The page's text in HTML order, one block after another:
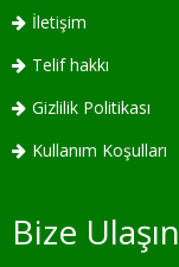
İletişim
Telif hakkı
Gizlilik Politikası
Kullanım Koşulları
Bize Ulaşın